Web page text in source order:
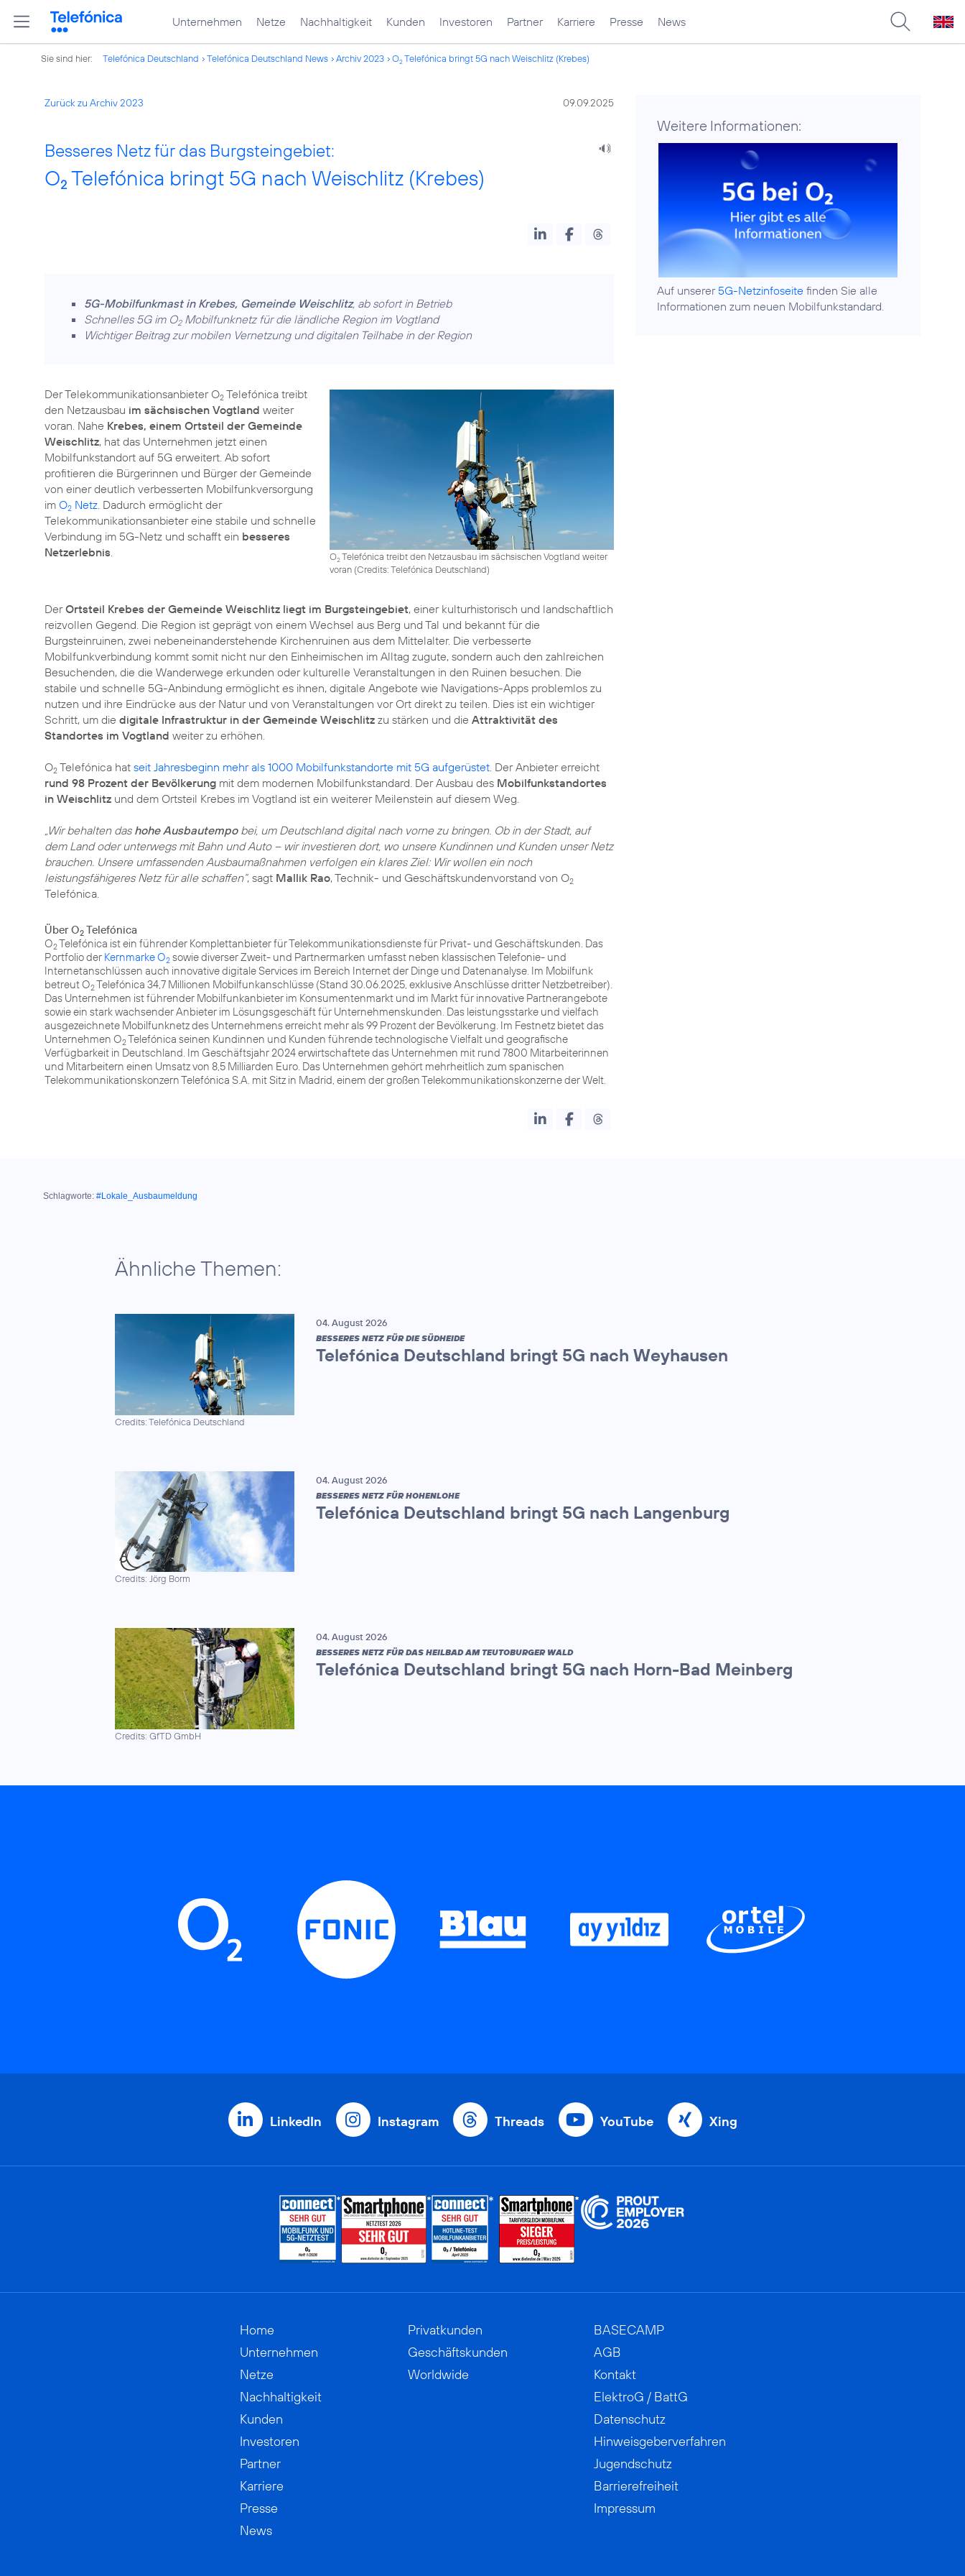
Unternehmen Netze Nachhaltigkeit Kunden Investoren Partner Karriere Presse News
Sie sind hier: Telefónica Deutschland Telefónica Deutschland News Archiv 2023 O2Telefónica bringt 5G nach Weischlitz (Krebes)
Zurück zu Archiv 2023 09.09.2025
Besseres Netz für das Burgsteingebiet:
O2 Telefónica bringt 5G nach Weischlitz (Krebes)
5G-Mobilfunkmast in Krebes, Gemeinde Weischlitz, ab sofort in Betrieb
Schnelles 5G im O2Mobilfunknetz für die ländliche Region im Vogtland
Wichtiger Beitrag zur mobilen Vernetzung und digitalen Teilhabe in der Region
O2Telefónica treibt den Netzausbau im sächsischen Vogtland weiter
voran (Credits: Telefónica Deutschland)
Der Telekommunikationsanbieter O2 Telefónica treibt
den Netzausbau im sächsischen Vogtland weiter
voran. Nahe Krebes, einem Ortsteil der Gemeinde
Weischlitz, hat das Unternehmen jetzt einen
Mobilfunkstandort auf 5G erweitert. Ab sofort
profitieren die Bürgerinnen und Bürger der Gemeinde
von einer deutlich verbesserten Mobilfunkversorgung
im O2 Netz. Dadurch ermöglicht der
Telekommunikations­anbieter eine stabile und schnelle
Verbindung im 5G-Netz und schafft ein besseres
Netzerlebnis.
DerOrtsteil Krebes der Gemeinde Weischlitz liegt im Burgsteingebiet, einer kulturhistorisch und landschaftlich
reizvollen Gegend. Die Region ist geprägt von einem Wechsel aus Berg und Tal und bekannt für die
Burgsteinruinen, zwei nebeneinanderstehende Kirchenruinen aus dem Mittelalter. Die verbesserte
Mobilfunkverbindung kommt somit nicht nur den Einheimischen im Alltag zugute, sondern auch den zahlreichen
Besuchenden, die die Wanderwege erkunden oder kulturelle Veranstaltungen in den Ruinen besuchen. Die
stabile und schnelle 5G-Anbindung ermöglicht es ihnen, digitale Angebote wie Navigations-Apps problemlos zu
nutzen und ihre Eindrücke aus der Natur und von Veranstaltungen vor Ort direkt zu teilen. Dies ist ein wichtiger
Schritt, um die digitale Infrastruktur in der Gemeinde Weischlitz zu stärken und die Attraktivität des
Standortes im Vogtland weiter zu erhöhen.
O2 Telefónica hat seit Jahresbeginn mehr als 1000 Mobilfunkstandorte mit 5G aufgerüstet. Der Anbieter erreicht
rund 98 Prozent der Bevölkerung mit dem modernen Mobilfunkstandard. Der Ausbau des Mobilfunkstandortes
in Weischlitz und dem Ortsteil Krebes im Vogtland ist ein weiterer Meilenstein auf diesem Weg.
„Wir behalten das hohe Ausbautempobei, um Deutschland digital nach vorne zu bringen. Ob in der Stadt, auf
dem Land oder unterwegs mit Bahn und Auto – wir investieren dort, wo unsere Kundinnen und Kunden unser Netz
brauchen. Unsere umfassenden Ausbaumaßnahmen verfolgen ein klares Ziel: Wir wollen ein noch
leistungsfähigeres Netz für alle schaffen“, sagt Mallik Rao, Technik- und Geschäftskundenvorstand von O2
Telefónica.
Über O2 Telefónica
O2Telefónica ist ein führender Komplettanbieter für Telekommunikationsdienste für Privat- und Geschäftskunden. Das
Portfolio der Kernmarke O2 sowie diverser Zweit- und Partnermarken umfasst neben klassischen Telefonie- und
Internetanschlüssen auch innovative digitale Services im Bereich Internet der Dinge und Datenanalyse. Im Mobilfunk
betreut O2Telefónica 34,7 Millionen Mobilfunkanschlüsse (Stand 30.06.2025, exklusive Anschlüsse dritter Netzbetreiber).
Das Unternehmen ist führender Mobilfunkanbieter im Konsumentenmarkt und im Markt für innovative Partnerangebote
sowie ein stark wachsender Anbieter im Lösungsgeschäft für Unternehmenskunden. Das leistungsstarke und vielfach
ausgezeichnete Mobilfunknetz des Unternehmens erreicht mehr als 99 Prozent der Bevölkerung. Im Festnetz bietet das
Unternehmen O2Telefónica seinen Kundinnen und Kunden führende technologische Vielfalt und geografische
Verfügbarkeit in Deutschland. Im Geschäftsjahr 2024 erwirtschaftete das Unternehmen mit rund 7800 Mitarbeiterinnen
und Mitarbeitern einen Umsatz von 8,5 Milliarden Euro. Das Unternehmen gehört mehrheitlich zum spanischen
Weitere Informationen:
Auf unserer 5G-Netzinfoseite finden Sie alle
Informationen zum neuen Mobilfunkstandard.
Schlagworte: #Lokale_Ausbaumeldung
Ähnliche Themen:
Credits: Telefónica Deutschland
04. August 2026
BESSERES NETZ FÜR DIE SÜDHEIDE
Telefónica Deutschland bringt 5G nach Weyhausen
Credits: Jörg Borm
04. August 2026
BESSERES NETZ FÜR HOHENLOHE
Telefónica Deutschland bringt 5G nach Langenburg
Credits: GfTD GmbH
04. August 2026
BESSERES NETZ FÜR DAS HEILBAD AM TEUTOBURGER WALD
Telefónica Deutschland bringt 5G nach Horn-Bad Meinberg
LinkedIn Instagram Threads YouTube Xing
Home
Unternehmen
Netze
Nachhaltigkeit
Kunden
Investoren
Partner
Karriere
Presse
News
Privatkunden
Geschäftskunden
Worldwide
BASECAMP
AGB
Kontakt
ElektroG / BattG
Datenschutz
Hinweisgeberverfahren
Jugendschutz
Barrierefreiheit
Impressum